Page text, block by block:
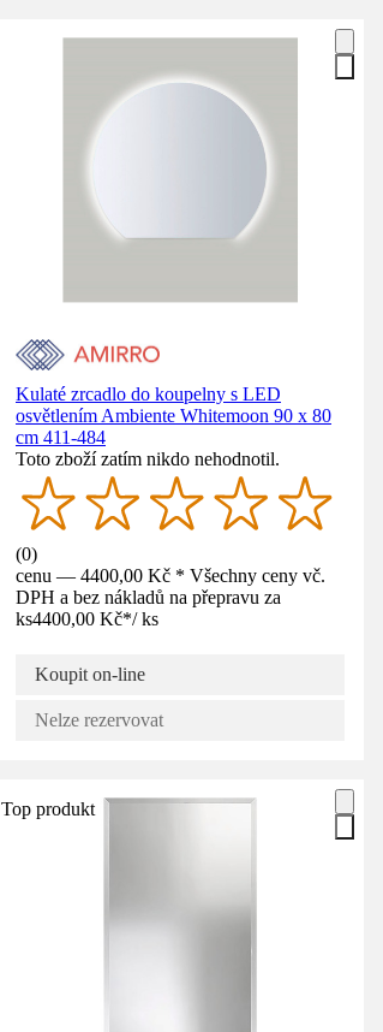
Kulaté zrcadlo do koupelny s LED
osvětlením Ambiente Whitemoon 90 x 80
cm 411-484
Toto zboží zatím nikdo nehodnotil.
(0)
cenu — 4400,00 Kč * Všechny ceny vč.
DPH a bez nákladů na přepravu za
ks4400,00 Kč*/ ks
Koupit on-line
Nelze rezervovat
Top produkt